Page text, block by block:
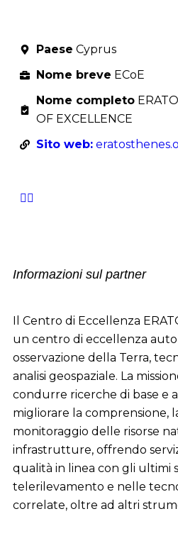
Paese Cyprus
Nome breve ECoE
Nome completo
OF EXCELLENCE
Sito web:
Informazioni sul partner
Il Centro di Eccellenza
un centro di eccellenza
osservazione della Terra,
analisi geospaziale. La
condurre ricerche di base e
migliorare la comprensione,
monitoraggio delle risorse
infrastrutture, offrendo
qualità in linea con gli ultimi
telerilevamento e nelle
correlate, oltre ad altri